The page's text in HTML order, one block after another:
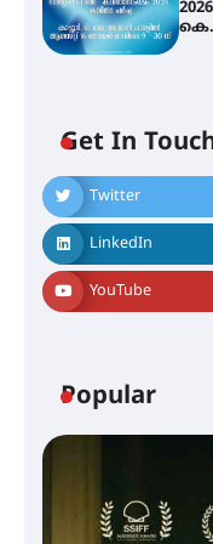
Get In
Twitter
LinkedIn
YouTube
Popular